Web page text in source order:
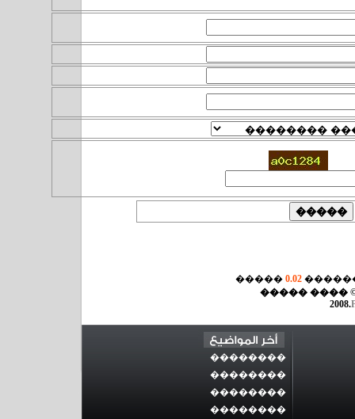
�����
0.02
�����
© ����
2008.
��������
��������
��������
��������